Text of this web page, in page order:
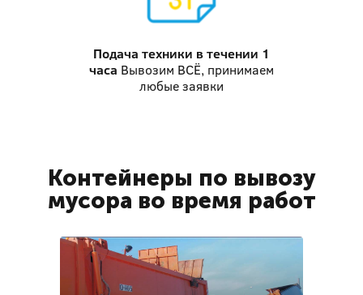
Подача техники в течении 1
часа Вывозим ВСЁ, принимаем
любые заявки
Контейнеры по вывозу
мусора во время работ